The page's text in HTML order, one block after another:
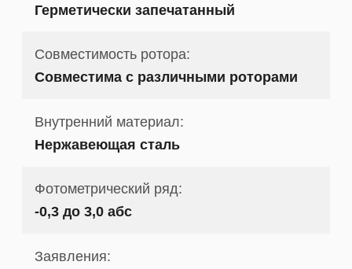
Герметически запечатанный
Совместимость ротора:
Совместима с различными роторами
Внутренний материал:
Нержавеющая сталь
Фотометрический ряд:
-0,3 до 3,0 абс
Заявления: